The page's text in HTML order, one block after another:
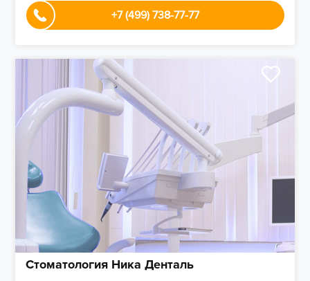
+7 (499) 738-77-77
Стоматология Ника Денталь